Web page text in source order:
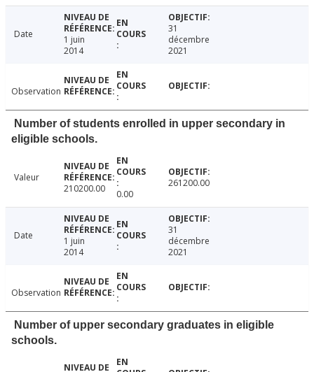
Date
1 juin
2014
31
décembre
2021
Observation
Number of students enrolled in upper secondary in
eligible schools.
Valeur
210200.00
0.00
261200.00
Date
1 juin
2014
31
décembre
2021
Observation
Number of upper secondary graduates in eligible
schools.